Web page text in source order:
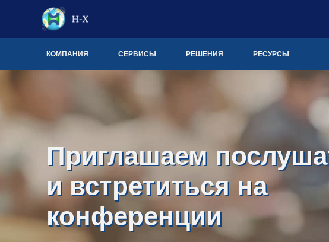
КОМПАНИЯ СЕРВИСЫ РЕШЕНИЯ РЕСУРСЫ
Приглашаем
и встретиться на
конференции